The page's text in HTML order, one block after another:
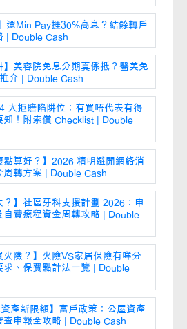
還Min Pay捱30%高息？結餘轉戶
| Double Cash
】美容院免息分期真係抵？醫美免
介 | Double Cash
大拒賠陷阱位：有買唔代表有得
知！附索償 Checklist | Double
點算好？】2026 精明避開網絡消
周轉方案 | Double Cash
？】社區牙科支援計劃 2026：申
自費療程資金周轉攻略 | Double
火險？】火險VS家居保險有咩分
求、保費點計法一覽 | Double
產新限額】富戶政策：公屋資產
查申報全攻略 | Double Cash